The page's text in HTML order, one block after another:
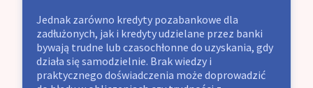
Jednak zarówno kredyty pozabankowe dla
zadłużonych, jak i kredyty udzielane przez banki
bywają trudne lub czasochłonne do uzyskania, gdy
działa się samodzielnie. Brak wiedzy i
praktycznego doświadczenia może doprowadzić